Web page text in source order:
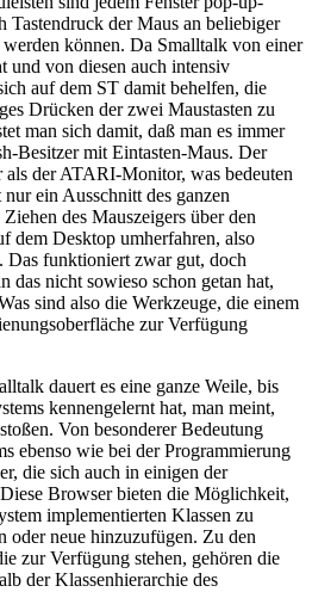
Tastendruck der Maus an beliebiger
können. Da Smalltalk von einer
und von diesen auch intensiv
auf dem ST damit behelfen, die
Drücken der zwei Maustasten zu
man sich damit, daß man es immer
Besitzer mit Eintasten-Maus. Der
der ATARI-Monitor, was bedeuten
ein Ausschnitt des ganzen
des Mauszeigers über den
dem Desktop umherfahren, also
Das funktioniert zwar gut, doch
das nicht sowieso schon getan hat,
sind also die Werkzeuge, die einem
zur Verfügung
dauert es eine ganze Weile, bis
kennengelernt hat, man meint,
Von besonderer Bedeutung
ebenso wie bei der Programmierung
die sich auch in einigen der
Browser bieten die Möglichkeit,
implementierten Klassen zu
oder neue hinzuzufügen. Zu den
zur Verfügung stehen, gehören die
der Klassenhierarchie des